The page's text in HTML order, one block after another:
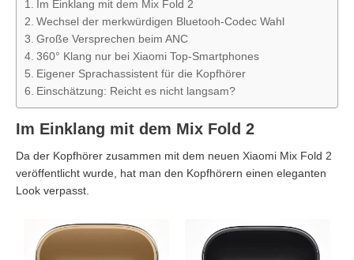
Im Einklang mit dem Mix Fold 2
Wechsel der merkwürdigen Bluetooh-Codec Wahl
Große Versprechen beim ANC
360° Klang nur bei Xiaomi Top-Smartphones
Eigener Sprachassistent für die Kopfhörer
Einschätzung: Reicht es nicht langsam?
Im Einklang mit dem Mix Fold 2
Da der Kopfhörer zusammen mit dem neuen Xiaomi Mix Fold 2
veröffentlicht wurde, hat man den Kopfhörern einen eleganten
Look verpasst.